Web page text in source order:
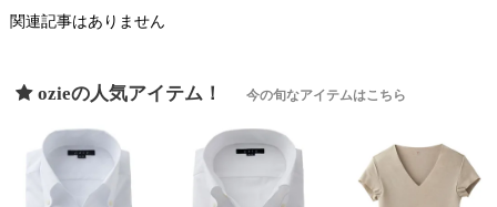
関連記事はありません
ozieの人気アイテム！ 今の旬なアイテムはこちら